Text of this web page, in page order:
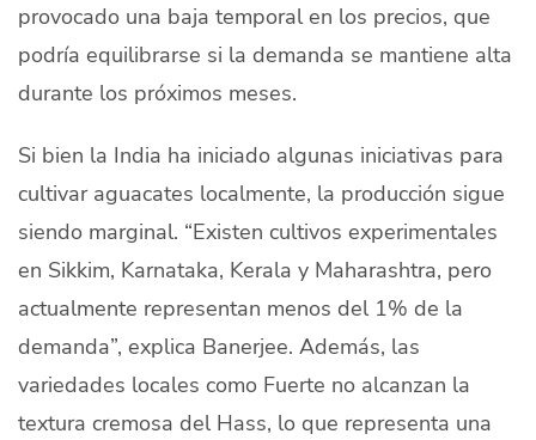
provocado una baja temporal en los precios, que
podría equilibrarse si la demanda se mantiene alta
durante los próximos meses.
Si bien la India ha iniciado algunas iniciativas para
cultivar aguacates localmente, la producción sigue
siendo marginal. “Existen cultivos experimentales
en Sikkim, Karnataka, Kerala y Maharashtra, pero
actualmente representan menos del 1% de la
demanda”, explica Banerjee. Además, las
variedades locales como Fuerte no alcanzan la
textura cremosa del Hass, lo que representa una